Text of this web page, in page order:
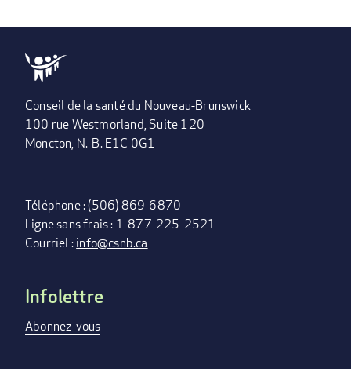
Conseil de la santé du Nouveau-Brunswick
100 rue Westmorland, Suite 120
Moncton, N.-B. E1C 0G1
Téléphone : (506) 869-6870
Ligne sans frais : 1-877-225-2521
Courriel :info@csnb.ca
FOOTER
MENU
Infolettre
Abonnez-vous